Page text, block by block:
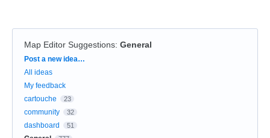
Map Editor Suggestions: General
Categories
Post a new idea…
All ideas
My feedback
cartouche
23
community 32
dashboard 51